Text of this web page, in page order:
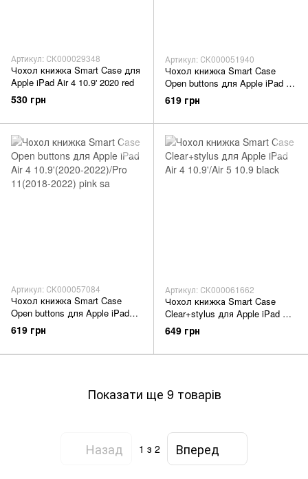
Артикул: СК000029348
Чохол книжка Smart Case для
Apple iPad Air 4 10.9' 2020 red
530 грн
Артикул: СК000051940
Чохол книжка Smart Case
Open buttons для Apple iPad Air
10.9' (2020-2022)/Pro 11 (2018-
2022) black
619 грн
Артикул: СК000057084
Чохол книжка Smart Case
Open buttons для Apple iPad
Air 4 10.9'(2020-2022)/Pro
11(2018-2022) pink sa
619 грн
Артикул: СК000061662
Чохол книжка Smart Case
Clear+stylus для Apple iPad Air
4 10.9'/Air 5 10.9 black
649 грн
Показати ще 9 товарів
Назад 1 з 2 Вперед